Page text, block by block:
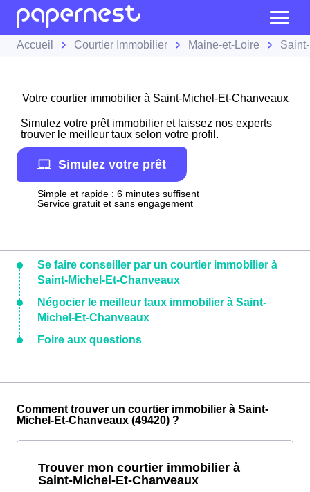
Accueil Courtier Immobilier Maine-et-Loire
Votre courtier immobilier à Saint-Michel-Et-Chanveaux
Simulez votre prêt immobilier et laissez nos experts
trouver le meilleur taux selon votre profil.
Simulez votre prêt
Simple et rapide : 6 minutes suffisent
Service gratuit et sans engagement
Se faire conseiller par un courtier immobilier à
Saint-Michel-Et-Chanveaux
Négocier le meilleur taux immobilier à Saint-
Michel-Et-Chanveaux
Foire aux questions
Comment trouver un courtier immobilier à Saint-
Michel-Et-Chanveaux (49420) ?
Trouver mon courtier immobilier à
Saint-Michel-Et-Chanveaux